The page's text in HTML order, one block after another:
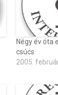
Négy év óta
csúcs
2005.